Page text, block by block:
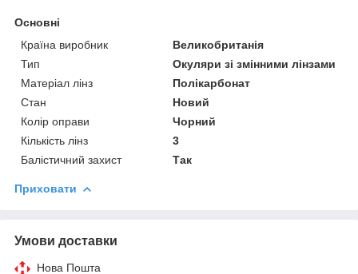
Основні
Країна виробник
Великобританія
Тип
Окуляри зі змінними лінзами
Матеріал лінз
Полікарбонат
Стан
Новий
Колір оправи
Чорний
Кількість лінз
3
Балістичний захист
Так
Приховати
Умови доставки
Нова Пошта